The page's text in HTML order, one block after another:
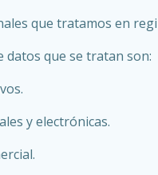
que tratamos en
datos que se tratan son:
y electrónicas.